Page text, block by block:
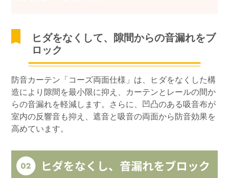
ヒダをなくして、隙間からの音漏れをブ
ロック
防音カーテン「コーズ両面仕様」は、ヒダをなくした構
造により隙間を最小限に抑え、カーテンとレールの間か
らの音漏れを軽減します。さらに、凹凸のある吸音布が
室内の反響音も抑え、遮音と吸音の両面から防音効果を
高めています。